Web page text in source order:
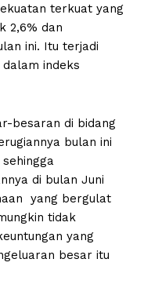
terkuat yang
2,6% dan
ini. Itu terjadi
indeks
besaran di bidang
bulan ini
di bulan Juni
yang bergulat
tidak
yang
besar itu